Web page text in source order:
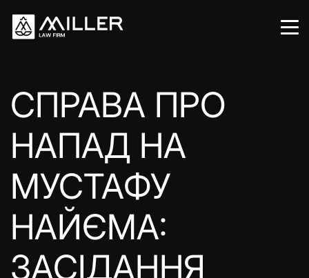
СПРАВА ПРО
НАПАД НА
МУСТАФУ
НАЙЄМА:
ЗАСІДАННЯ